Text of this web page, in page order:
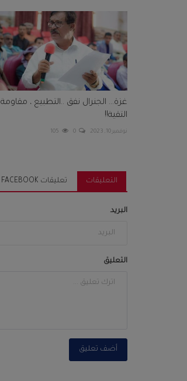
غزة... الجنرال نفق ..التطبيع ، مقاومة
التقية!!
نوفمبر 10, 2023 0
105
التعليقات تعليقات FACEBOOK
البريد
التعليق
أضف تعليق